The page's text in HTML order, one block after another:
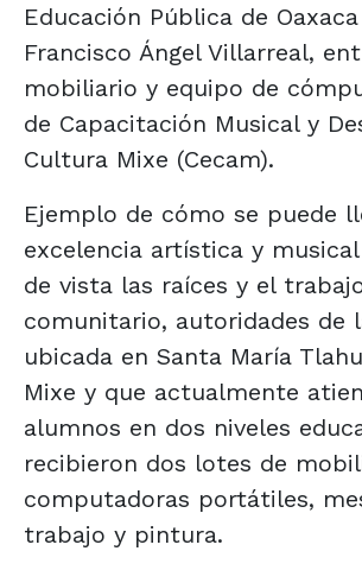
Educación Pública de Oaxaca
Francisco Ángel Villarreal,
mobiliario y equipo de
de Capacitación Musical y
Cultura Mixe (Cecam).
Ejemplo de cómo se puede
excelencia artística y
de vista las raíces y el
comunitario, autoridades de
ubicada en Santa María
Mixe y que actualmente
alumnos en dos niveles
recibieron dos lotes de
computadoras portátiles,
trabajo y pintura.